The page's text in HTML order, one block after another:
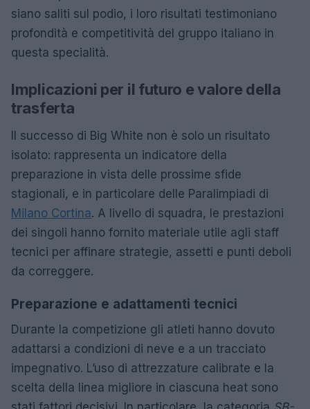
siano saliti sul podio, i loro risultati testimoniano
profondità e competitività del gruppo italiano in
questa specialità.
Implicazioni per il futuro e valore della
trasferta
Il successo di Big White non è solo un risultato
isolato: rappresenta un indicatore della
preparazione in vista delle prossime sfide
stagionali, e in particolare delle Paralimpiadi di
Milano Cortina. A livello di squadra, le prestazioni
dei singoli hanno fornito materiale utile agli staff
tecnici per affinare strategie, assetti e punti deboli
da correggere.
Preparazione e adattamenti tecnici
Durante la competizione gli atleti hanno dovuto
adattarsi a condizioni di neve e a un tracciato
impegnativo. L’uso di attrezzature calibrate e la
scelta della linea migliore in ciascuna heat sono